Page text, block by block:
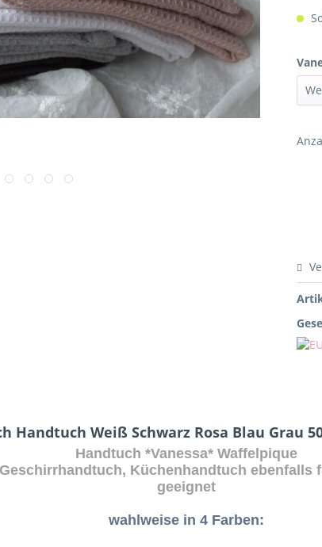
Handtuch Weiß Schwarz Rosa Blau Grau
Handtuch *Vanessa* Waffelpique
Geschirrhandtuch, Küchenhandtuch ebenfalls
geeignet
wahlweise in 4 Farben: